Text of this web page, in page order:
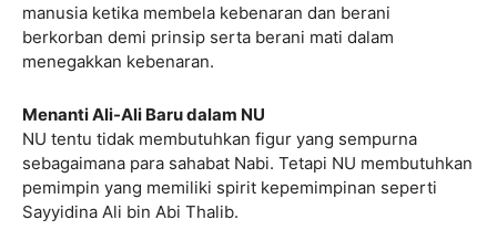
manusia ketika membela kebenaran dan berani
berkorban demi prinsip serta berani mati dalam
menegakkan kebenaran.
Menanti Ali-Ali Baru dalam NU
NU tentu tidak membutuhkan figur yang sempurna
sebagaimana para sahabat Nabi. Tetapi NU membutuhkan
pemimpin yang memiliki spirit kepemimpinan seperti
Sayyidina Ali bin Abi Thalib.